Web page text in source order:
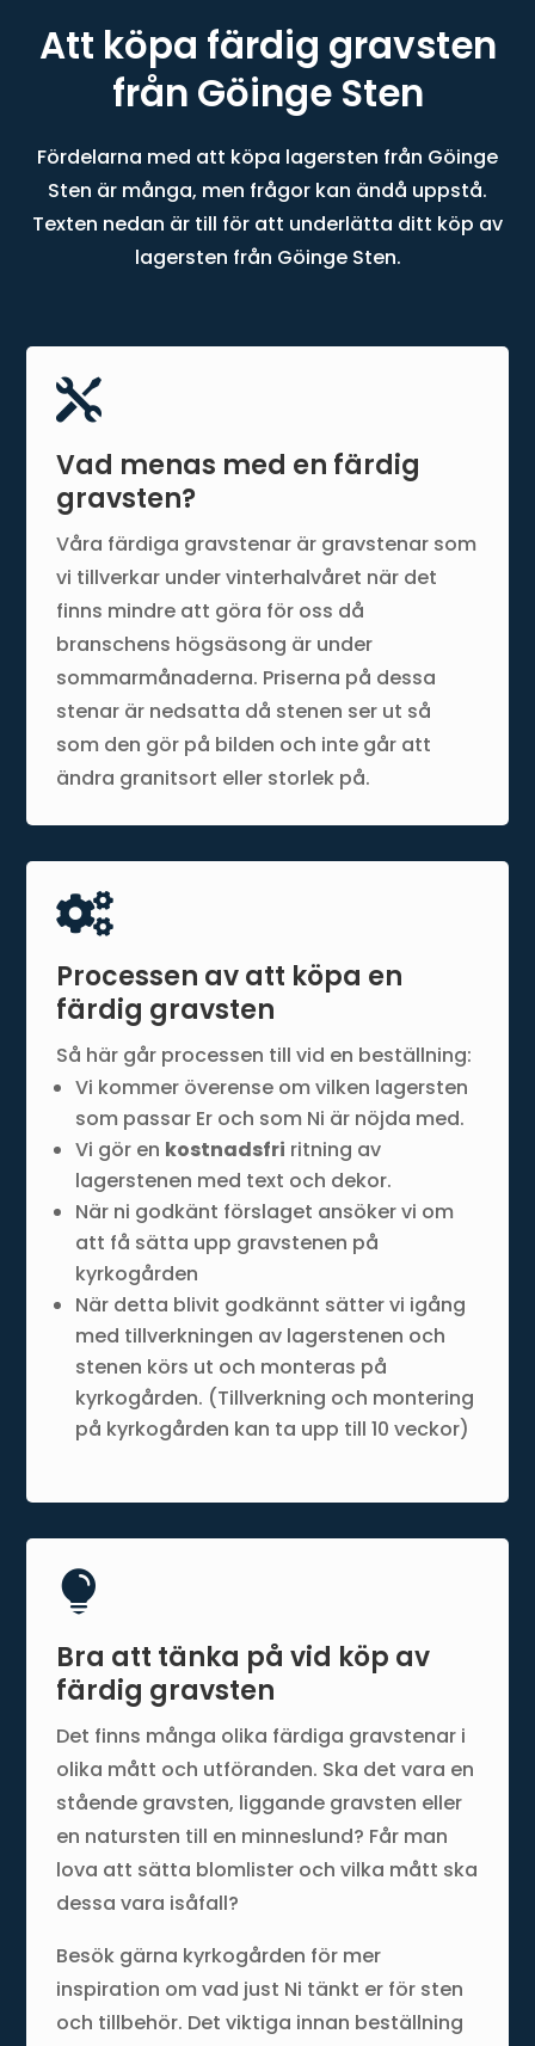
Att köpa färdig gravsten
från Göinge Sten
Fördelarna med att köpa lagersten från Göinge
Sten är många, men frågor kan ändå uppstå.
Texten nedan är till för att underlätta ditt köp av
lagersten från Göinge Sten.

Vad menas med en färdig
gravsten?
Våra färdiga gravstenar är gravstenar som
vi tillverkar under vinterhalvåret när det
finns mindre att göra för oss då
branschens högsäsong är under
sommarmånaderna. Priserna på dessa
stenar är nedsatta då stenen ser ut så
som den gör på bilden och inte går att
ändra granitsort eller storlek på.

Processen av att köpa en
färdig gravsten
Så här går processen till vid en beställning:
Vi kommer överense om vilken lagersten
som passar Er och som Ni är nöjda med.
Vi gör en kostnadsfri ritning av
lagerstenen med text och dekor.
När ni godkänt förslaget ansöker vi om
att få sätta upp gravstenen på
kyrkogården
När detta blivit godkännt sätter vi igång
med tillverkningen av lagerstenen och
stenen körs ut och monteras på
kyrkogården. (Tillverkning och montering
på kyrkogården kan ta upp till 10 veckor)

Bra att tänka på vid köp av
färdig gravsten
Det finns många olika färdiga gravstenar i
olika mått och utföranden. Ska det vara en
stående gravsten, liggande gravsten eller
en natursten till en minneslund? Får man
lova att sätta blomlister och vilka mått ska
dessa vara isåfall?
Besök gärna kyrkogården för mer
inspiration om vad just Ni tänkt er för sten
och tillbehör. Det viktiga innan beställning